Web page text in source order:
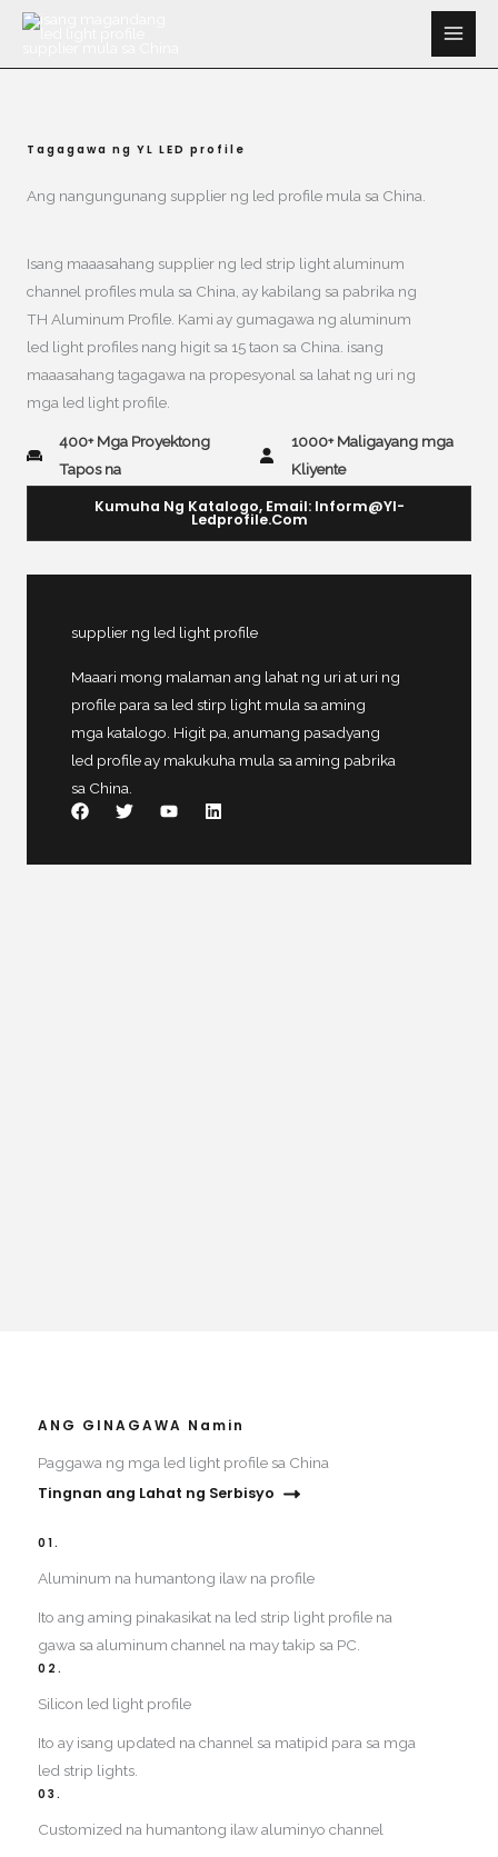
Lumaktaw
nilalaman
Tagagawa ng YL LED profile
Ang nangungunang supplier ng led profile mula sa China.​
Isang maaasahang supplier ng led strip light aluminum
channel profiles mula sa China, ay kabilang sa pabrika ng
TH Aluminum Profile. Kami ay gumagawa ng aluminum
led light profiles nang higit sa 15 taon sa China. isang
maaasahang tagagawa na propesyonal sa lahat ng uri ng
mga led light profile.
400+ Mga Proyektong
Tapos na
1000+ Maligayang mga
Kliyente
Kumuha Ng Katalogo, Email: Inform@yl-
Ledprofile.com
supplier ng led light profile
Maaari mong malaman ang lahat ng uri at uri ng
profile para sa led stirp light mula sa aming
mga katalogo. Higit pa, anumang pasadyang
led profile ay makukuha mula sa aming pabrika
sa China.
ANG GINAGAWA Namin
Paggawa ng mga led light profile sa China
Tingnan ang Lahat ng Serbisyo
01.
Aluminum na humantong ilaw na profile
Ito ang aming pinakasikat na led strip light profile na
gawa sa aluminum channel na may takip sa PC.
02.
Silicon led light profile
Ito ay isang updated na channel sa matipid para sa mga
led strip lights.​
03.
Customized na humantong ilaw aluminyo channel